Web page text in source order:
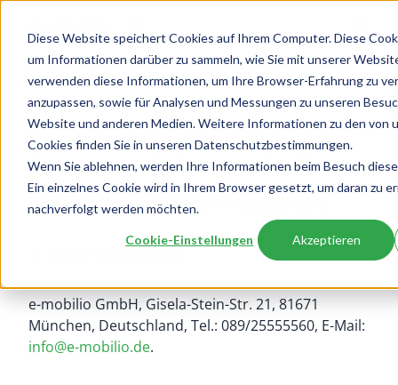
Diese Website speichert Cookies auf Ihrem Computer. Diese
um Informationen darüber zu sammeln, wie Sie mit unserer
verwenden diese Informationen, um Ihre Browser-Erfahrung zu
anzupassen, sowie für Analysen und Messungen zu unseren
Website und anderen Medien. Weitere Informationen zu den von
Cookies finden Sie in unseren Datenschutzbestimmungen.
Wenn Sie ablehnen, werden Ihre Informationen beim Besuch
Ein einzelnes Cookie wird in Ihrem Browser gesetzt, um daran zu
nachverfolgt werden möchten.
Cookie-Einstellungen Akzeptieren
Datenschutzerklärung
I. Allgemeine Informationen
e-mobilio GmbH, Gisela-Stein-Str. 21, 81671
München, Deutschland, Tel.: 089/25555560, E-Mail:
info@e-mobilio.de.